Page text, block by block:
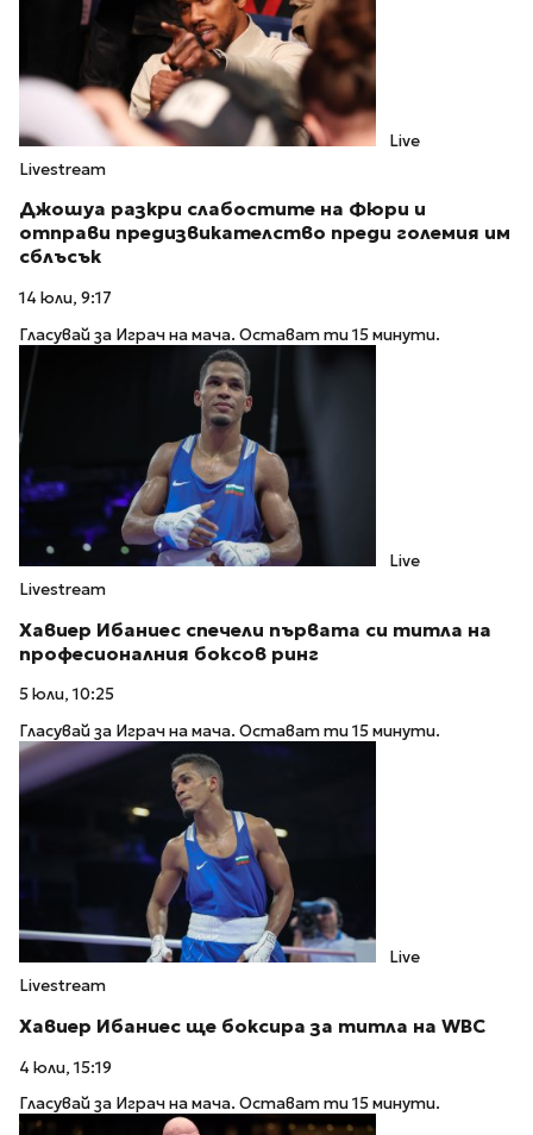
Live
Livestream
Джошуа разкри слабостите на Фюри и
отправи предизвикателство преди големия им
сблъсък
14 юли, 9:17
Гласувай за Играч на мача. Остават ти 15 минути.
Live
Livestream
Хавиер Ибаниес спечели първата си титла на
професионалния боксов ринг
5 юли, 10:25
Гласувай за Играч на мача. Остават ти 15 минути.
Live
Livestream
Хавиер Ибаниес ще боксира за титла на WBC
4 юли, 15:19
Гласувай за Играч на мача. Остават ти 15 минути.